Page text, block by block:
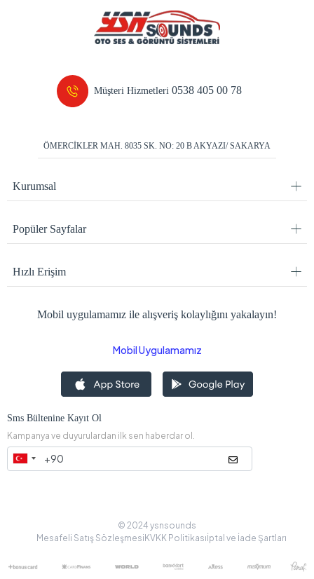
Müşteri Hizmetleri0538 405 00 78
ÖMERCİKLER MAH. 8035 SK. NO: 20 B AKYAZI/ SAKARYA
Kurumsal
Popüler Sayfalar
Hızlı Erişim
Mobil uygulamamız ile alışveriş kolaylığını yakalayın!
Mobil Uygulamamız
Sms Bültenine Kayıt Ol
Kampanya ve duyurulardan ilk sen haberdar ol.
© 2024 ysnsounds
Mesafeli Satış Sözleşmesi KVKK Politikasıİptal ve İade Şartları